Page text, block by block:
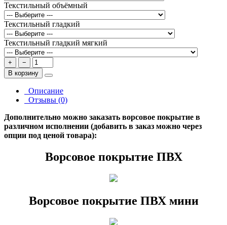
Текстильный объёмный
Текстильный гладкий
Текстильный гладкий мягкий
+
−
В корзину
Описание
Отзывы (0)
Дополнительно можно заказать ворсовое покрытие в
различном исполнении (добавить в заказ можно через
опции под ценой товара):
Ворсовое покрытие ПВХ
Ворсовое покрытие ПВХ мини